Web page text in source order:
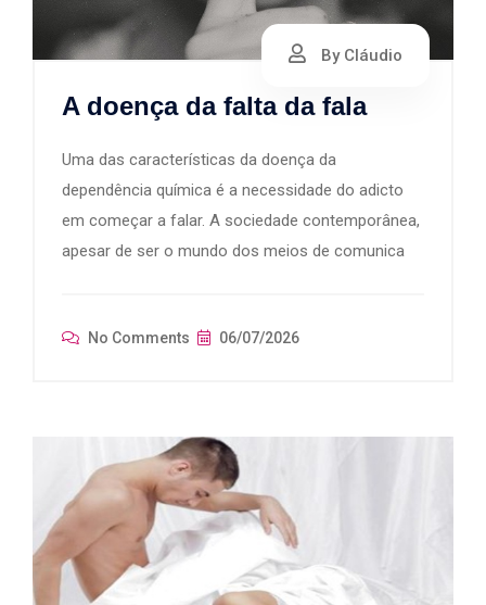
By Cláudio
A doença da falta da fala
Uma das características da doença da
dependência química é a necessidade do adicto
em começar a falar. A sociedade contemporânea,
apesar de ser o mundo dos meios de comunica
No Comments 06/07/2026